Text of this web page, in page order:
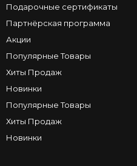
Подарочные сертификаты
Партнёрская программа
Акции
Популярные Товары
Хиты Продаж
Новинки
Популярные Товары
Хиты Продаж
Новинки